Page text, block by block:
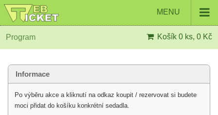
MENU
Program Košík 0 ks, 0 Kč
Informace
Po výběru akce a kliknutí na odkaz koupit / rezervovat si budete
moci přidat do košíku konkrétní sedadla.